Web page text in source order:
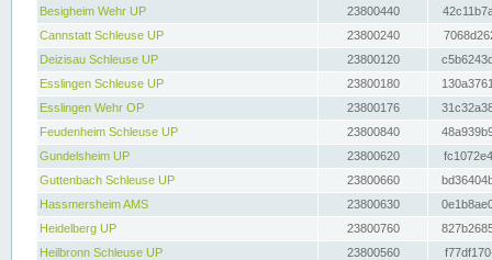
Besigheim Wehr UP
23800440
Cannstatt Schleuse UP
23800240
Deizisau Schleuse UP
23800120
Esslingen Schleuse UP
23800180
Esslingen Wehr OP
23800176
Feudenheim Schleuse UP
23800840
Gundelsheim UP
23800620
Guttenbach Schleuse UP
23800660
Hassmersheim AMS
23800630
Heidelberg UP
23800760
Heilbronn Schleuse UP
23800560